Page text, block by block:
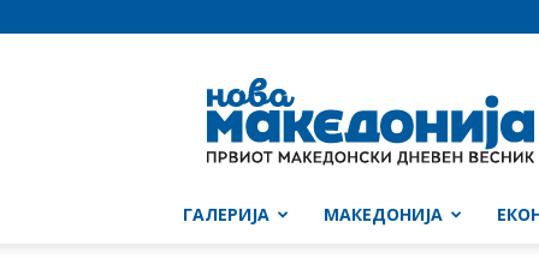
Македонија
ГАЛЕРИЈА МАКЕДОНИЈА